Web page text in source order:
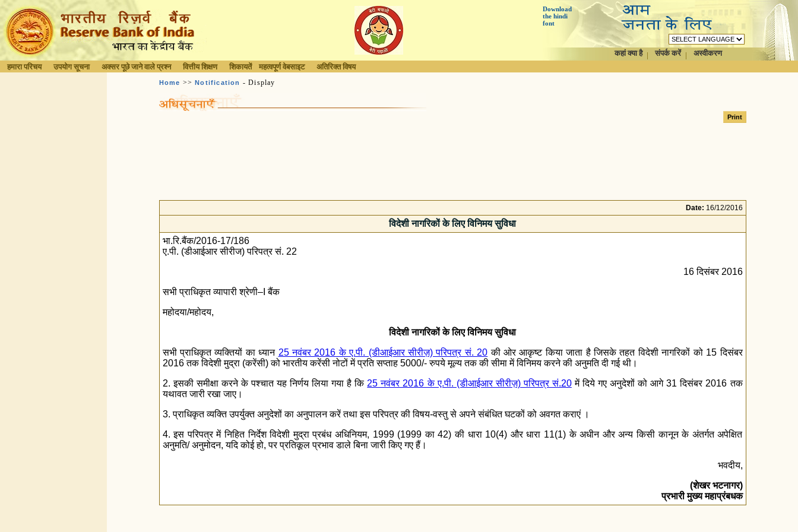
Download
the hindi
font
कहां क्या है संपर्क करें
अस्वीकरण
हमारा परिचय
उपयोग सूचना अक्सर पूछे जाने वाले प्रश्न वित्तीय शिक्षण शिकायतें महत्वपूर्ण वेबसाइट अतिरिक्त विषय
Home >>Notification - Display
Date: 16/12/2016
विदेशी नागरिकों के लिए विनिमय सुविधा
भा.रि.बैंक/2016-17/186
ए.पी. (डीआईआर सीरीज) परिपत्र सं. 22
16 दिसंबर 2016
सभी प्राधिकृत व्यापारी श्रेणी–I बैंक
महोदया/महोदय,
विदेशी नागरिकों के लिए विनिमय सुविधा
सभी प्राधिकृत व्यक्तियों का ध्यान 25 नवंबर 2016 के ए.पी. (डीआईआर सीरीज़) परिपत्र सं. 20 की ओर आकृष्ट किया जाता है जिसके तहत विदेशी नागरिकों को 15 दिसंबर
2016 तक विदेशी मुद्रा (करेंसी) को भारतीय करेंसी नोटों में प्रति सप्ताह 5000/- रुपये मूल्य तक की सीमा में विनिमय करने की अनुमति दी गई थी।
2. इसकी समीक्षा करने के पश्चात यह निर्णय लिया गया है कि 25 नवंबर 2016 के ए.पी. (डीआईआर सीरीज़) परिपत्र सं.20में दिये गए अनुदेशों को आगे 31 दिसंबर 2016 तक
यथावत जारी रखा जाए।
3. प्राधिकृत व्यक्ति उपर्युक्त अनुदेशों का अनुपालन करें तथा इस परिपत्र की विषय-वस्तु से अपने संबंधित घटकों को अवगत कराएं ।
4. इस परिपत्र में निहित निर्देश विदेशी मुद्रा प्रबंध अधिनियम, 1999 (1999 का 42) की धारा 10(4) और धारा 11(1) के अधीन और अन्य किसी कानून के अंतर्गत अपेक्षित
अनुमति/ अनुमोदन, यदि कोई हो, पर प्रतिकूल प्रभाव डाले बिना जारी किए गए हैं।
भवदीय,
(शेखर भटनागर)
प्रभारी मुख्य महाप्रंबधक